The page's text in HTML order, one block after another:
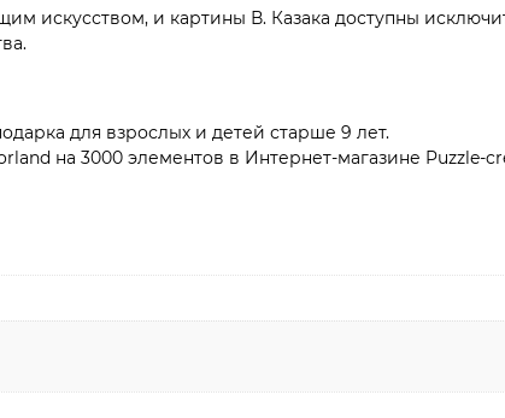
искусством, и картины В. Казака доступны
для взрослых и детей старше 9 лет.
на 3000 элементов в Интернет-магазине Puzzle-